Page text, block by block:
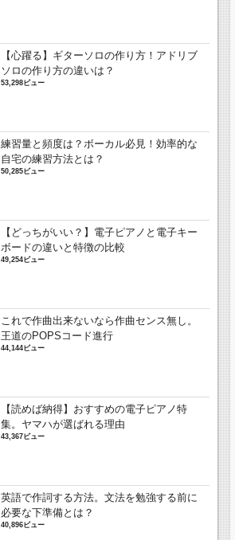
【心躍る】ギターソロの作り方！アドリブ
ソロの作り方の違いは？
53,298ビュー
練習量と頻度は？ボーカル必見！効率的な
自宅の練習方法とは？
50,285ビュー
【どっちがいい？】電子ピアノと電子キー
ボードの違いと特徴の比較
49,254ビュー
これで作曲出来ないなら作曲センス無し。
王道のPOPSコード進行
44,144ビュー
【読めば納得】おすすめの電子ピアノ特
集。ヤマハが選ばれる理由
43,367ビュー
英語で作詞する方法。文法を勉強する前に
必要な下準備とは？
40,896ビュー